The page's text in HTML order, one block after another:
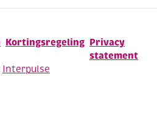
Kortingsregeling Privacy
statement
Interpulse